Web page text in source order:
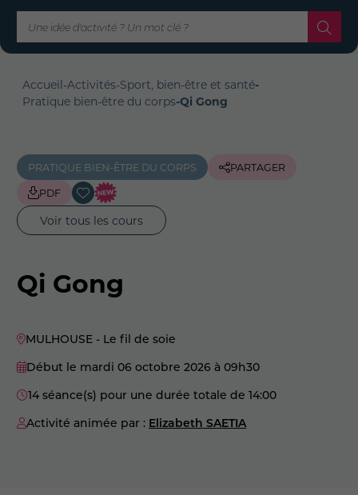
Accueil-Activités-Sport, bien-être et santé-
Pratique bien-être du corps-Qi Gong
PRATIQUE BIEN-ÊTRE DU CORPS
PARTAGER
PDF
Voir tous les cours
Qi Gong
MULHOUSE - Le fil de soie
Début le mardi 06 octobre 2026 à 09h30
14 séance(s) pour une durée totale de 14:00
Activité animée par : Elizabeth SAETIA